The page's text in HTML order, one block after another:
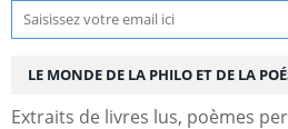
LE MONDE DE LA PHILO ET DE LA
Extraits de livres lus, poèmes